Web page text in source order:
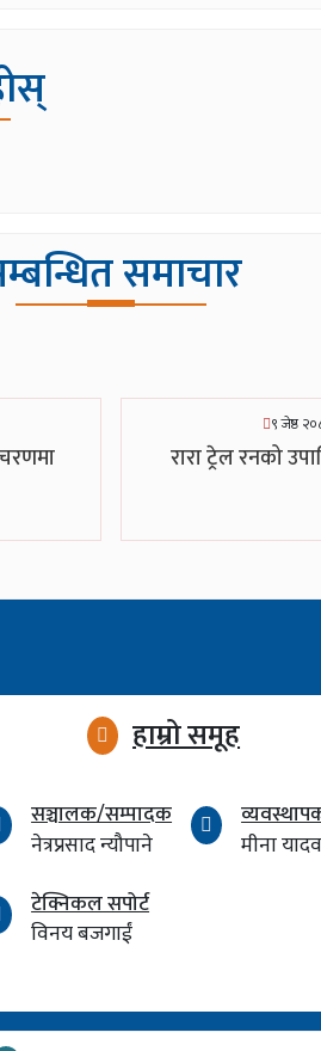
समाचार
९ जेष्ठ
रारा ट्रेल रनको
हाम्रो समूह
सञ्चालक/सम्पादक
नेत्रप्रसाद न्यौपाने
मीना यादव
टेक्निकल सपोर्ट
विनय बजगाईं